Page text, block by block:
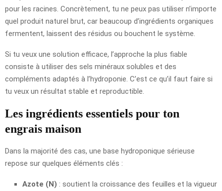
pour les racines. Concrètement, tu ne peux pas utiliser n’importe
quel produit naturel brut, car beaucoup d’ingrédients organiques
fermentent, laissent des résidus ou bouchent le système.
Si tu veux une solution efficace, l’approche la plus fiable
consiste à utiliser des sels minéraux solubles et des
compléments adaptés à l’hydroponie. C’est ce qu’il faut faire si
tu veux un résultat stable et reproductible.
Les ingrédients essentiels pour ton
engrais maison
Dans la majorité des cas, une base hydroponique sérieuse
repose sur quelques éléments clés :
Azote (N) : soutient la croissance des feuilles et la vigueur